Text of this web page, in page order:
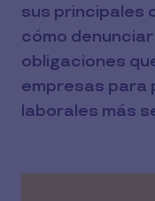
sus principales
cómo
obligaciones
empresas para
laborales más